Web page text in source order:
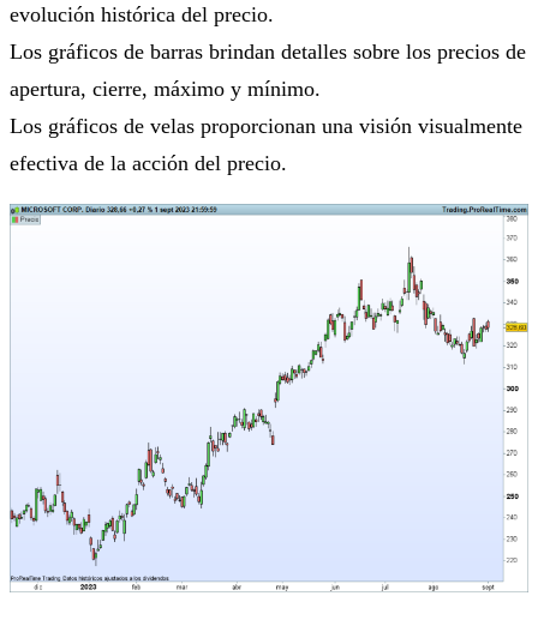
evolución histórica del precio.
Los gráficos de barras brindan detalles sobre los precios de
apertura, cierre, máximo y mínimo.
Los gráficos de velas proporcionan una visión visualmente
efectiva de la acción del precio.